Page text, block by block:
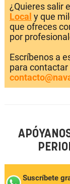
¿Quieres salir
Local y que
que ofreces
por
Escríbenos a
para
Suscríbete